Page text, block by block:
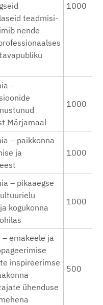
teadmisi-
nende
1000
–
Märjamaal
1000
– paikkonna
ja
1000
– pikaaegse
kogukonna
1000
emakeele ja
inspireerimse
ühenduse
500